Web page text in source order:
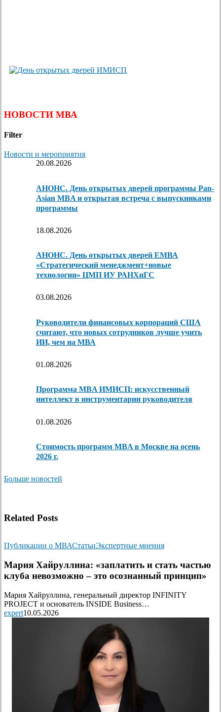
НОВОСТИ МВА
Filter
Новости и мероприятия
20.08.2026
АНОНС. День открытых дверей программы Pan-
Asian MBA и открытая встреча с выпускниками
программы
18.08.2026
АНОНС. День открытых дверей ЕМВА
«Стратегический менеджмент+новые
технологии» ЦМП ИУ РАНХиГС
03.08.2026
Руководители финансовых корпораций США
считают, что новых сотрудников лучше учить
ИИ, чем на МВА
01.08.2026
Программа MBA ИМИСП: искусственный
интеллект в инструментарии руководителя
01.08.2026
Стоимость программ MBA в Москве на осень
2026 г.
Больше новостей
Related Posts
Публикации о МВАСтатьиЭкспертные мнения
Мария Хайруллина: «заплатить и стать частью
клуба невозможно – это осознанный принцип»
Мария Хайруллина, генеральный директор INFINITY
PROJECT и основатель INSIDE Business…
expert10.05.2026